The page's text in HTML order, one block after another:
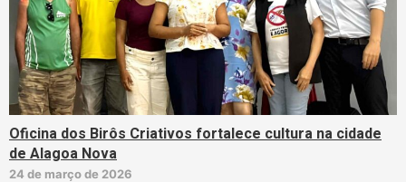
Oficina dos Birôs Criativos fortalece cultura na cidade
de Alagoa Nova
24 de março de 2026